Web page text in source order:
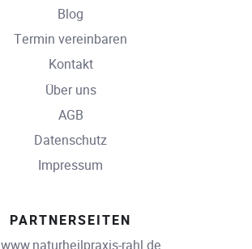
Blog
Termin vereinbaren
Kontakt
Über uns
AGB
Datenschutz
Impressum
PARTNERSEITEN